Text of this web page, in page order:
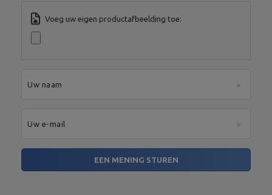
Fabrikant
Adres:
Voeg uw eigen productafbeelding toe:
Uw naam
Uw e-mail
EEN MENING STUREN